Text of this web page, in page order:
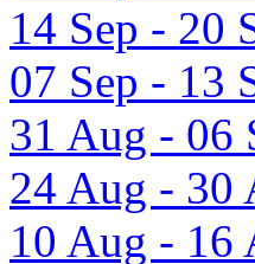
14 Sep - 20
07 Sep - 13
31 Aug - 06
24 Aug - 30
10 Aug - 16